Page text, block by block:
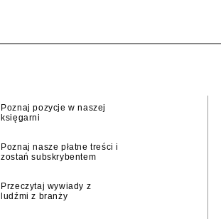
Poznaj pozycje w naszej
księgarni
Poznaj nasze płatne treści i
zostań subskrybentem
Przeczytaj wywiady z
ludźmi z branży